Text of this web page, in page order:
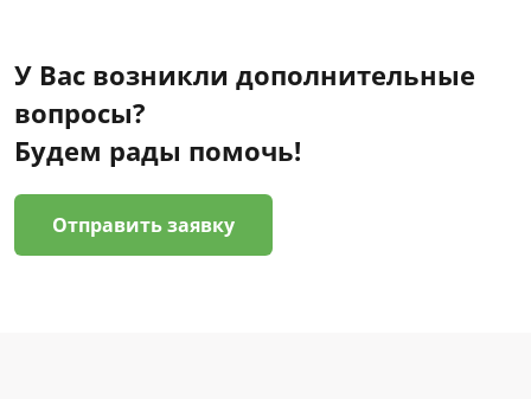
У Вас возникли дополнительные
вопросы?
Будем рады помочь!
Отправить заявку